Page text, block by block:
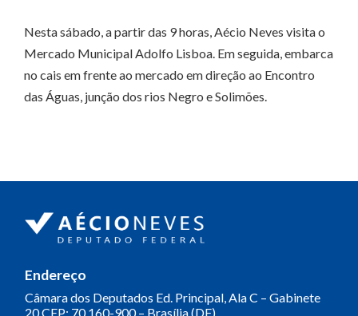
Nesta sábado, a partir das 9 horas, Aécio Neves visita o
Mercado Municipal Adolfo Lisboa. Em seguida, embarca
no cais em frente ao mercado em direção ao Encontro
das Águas, junção dos rios Negro e Solimões.
Endereço
Câmara dos Deputados Ed. Principal, Ala C – Gabinete
20CEP: 70.160-900 – Brasília (DF)